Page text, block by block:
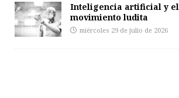
Inteligencia artificial y el
movimiento ludita
miércoles 29 de julio de 2026